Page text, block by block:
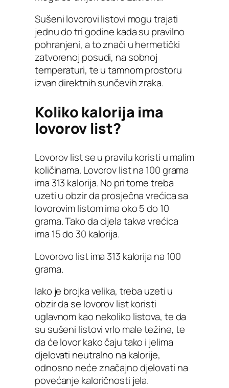
Sušeni lovorovi listovi mogu trajati
jednu do tri godine kada su pravilno
pohranjeni, a to znači u hermetički
zatvorenoj posudi, na sobnoj
temperaturi, te u tamnom prostoru
izvan direktnih sunčevih zraka.
Koliko kalorija ima
lovorov list?
Lovorov list se u pravilu koristi u malim
količinama. Lovorov list na 100 grama
ima 313 kalorija. No pri tome treba
uzeti u obzir da prosječna vrećica sa
lovorovim listom ima oko 5 do 10
grama. Tako da cijela takva vrećica
ima 15 do 30 kalorija.
Lovorovo list ima 313 kalorija na 100
grama.
Iako je brojka velika, treba uzeti u
obzir da se lovorov list koristi
uglavnom kao nekoliko listova, te da
su sušeni listovi vrlo male težine, te
da će lovor kako čaju tako i jelima
djelovati neutralno na kalorije,
odnosno neće značajno djelovati na
povećanje kaloričnosti jela.